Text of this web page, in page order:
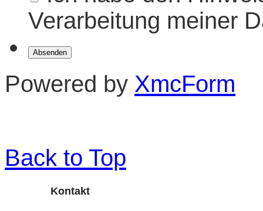
Verarbeitung meiner
Powered by XmcForm
Back to Top
Kontakt